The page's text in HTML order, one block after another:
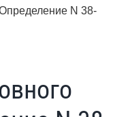
N 38-